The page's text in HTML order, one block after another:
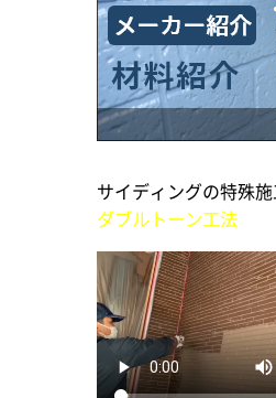
サイディングの特殊施
ダブルトーン工法